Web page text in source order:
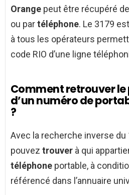
Orange peut être récupéré
ou partéléphone. Le 3179
à tous les opérateurs
code RIO d’une ligne
Comment retrouver
d’un numéro de
?
Avec la recherche inverse du
pouvez trouver à qui
téléphone portable, à
référencé dans l’annuaire